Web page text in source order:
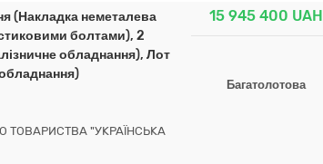
(Накладка неметалева
болтами), 2
обладнання), Лот
ТОВАРИСТВА "УКРАЇНСЬКА
15 945 400 UAH
Багатолотова